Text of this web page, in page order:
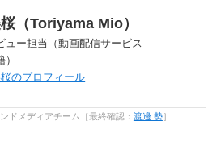
（Toriyama Mio）
ュー担当（動画配信サービス
のプロフィール
ドメディアチーム［最終確認： 渡邊 勢］